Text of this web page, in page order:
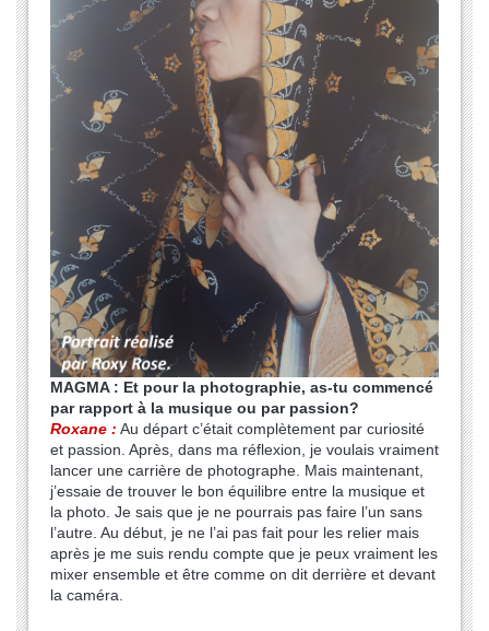
MAGMA : Et pour la photographie, as-tu commencé
par rapport à la musique ou par passion?
Roxane : Au départ c’était complètement par curiosité
et passion. Après, dans ma réflexion, je voulais vraiment
lancer une carrière de photographe. Mais maintenant,
j’essaie de trouver le bon équilibre entre la musique et
la photo. Je sais que je ne pourrais pas faire l’un sans
l’autre. Au début, je ne l’ai pas fait pour les relier mais
après je me suis rendu compte que je peux vraiment les
mixer ensemble et être comme on dit derrière et devant
la caméra.